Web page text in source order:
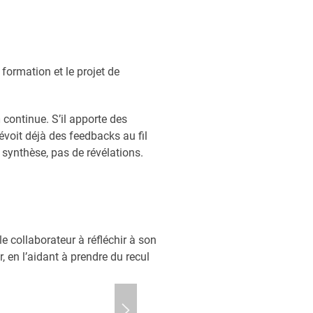
formation et le projet de
S’il apporte des
déjà des feedbacks au fil
pas de révélations.
collaborateur à réfléchir à son
l’aidant à prendre du recul